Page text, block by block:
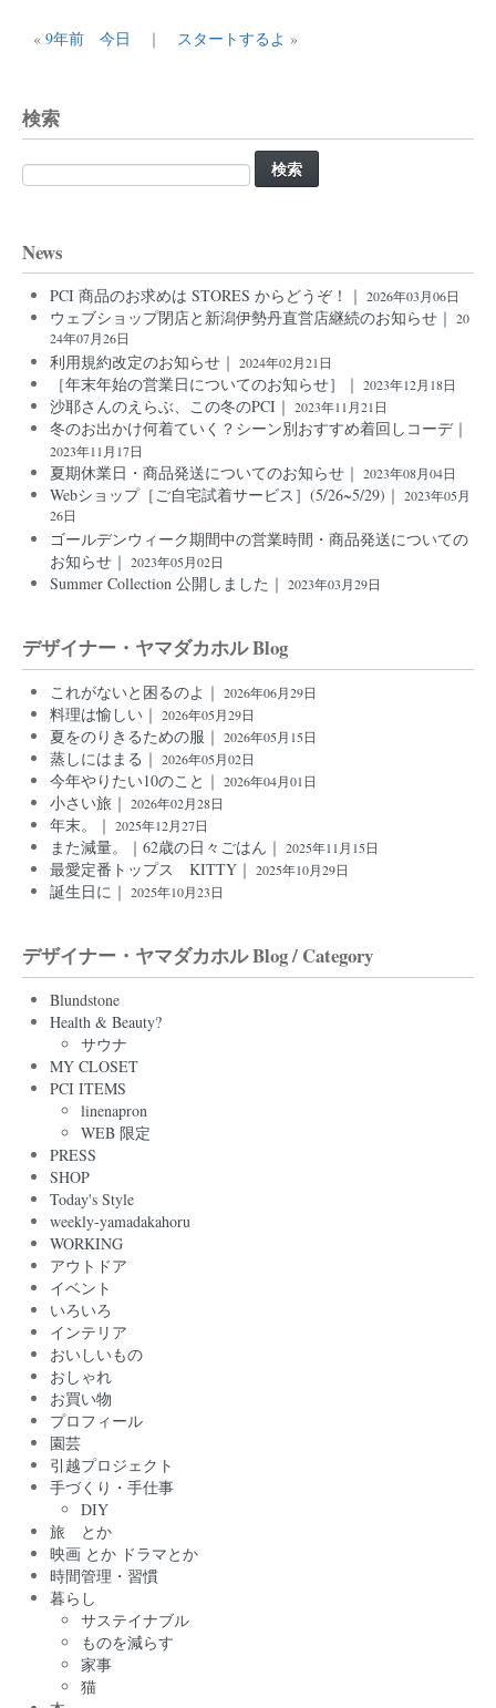
« 9年前 今日 ｜ スタートするよ »
検索
検
索:
News
PCI 商品のお求めは STORES からどうぞ！｜ 2026年03月06日
ウェブショップ閉店と新潟伊勢丹直営店継続のお知らせ｜ 20
24年07月26日
利用規約改定のお知らせ｜ 2024年02月21日
［年末年始の営業日についてのお知らせ］｜ 2023年12月18日
沙耶さんのえらぶ、この冬のPCI｜ 2023年11月21日
冬のお出かけ何着ていく？シーン別おすすめ着回しコーデ｜
2023年11月17日
夏期休業日・商品発送についてのお知らせ｜ 2023年08月04日
Webショップ［ご自宅試着サービス］(5/26~5/29)｜ 2023年05月
26日
ゴールデンウィーク期間中の営業時間・商品発送についての
お知らせ｜ 2023年05月02日
Summer Collection 公開しました｜ 2023年03月29日
デザイナー・ヤマダカホル Blog
これがないと困るのよ｜ 2026年06月29日
料理は愉しい｜ 2026年05月29日
夏をのりきるための服｜ 2026年05月15日
蒸しにはまる｜ 2026年05月02日
今年やりたい10のこと｜ 2026年04月01日
小さい旅｜ 2026年02月28日
年末。｜ 2025年12月27日
また減量。｜62歳の日々ごはん｜ 2025年11月15日
最愛定番トップス KITTY｜ 2025年10月29日
誕生日に｜ 2025年10月23日
デザイナー・ヤマダカホル Blog / Category
Blundstone
Health & Beauty?
サウナ
MY CLOSET
PCI ITEMS
linenapron
WEB 限定
PRESS
SHOP
Today's Style
weekly-yamadakahoru
WORKING
アウトドア
イベント
いろいろ
インテリア
おいしいもの
おしゃれ
お買い物
プロフィール
園芸
引越プロジェクト
手づくり・手仕事
DIY
旅 とか
映画 とか ドラマとか
時間管理・習慣
暮らし
サステイナブル
ものを減らす
家事
猫